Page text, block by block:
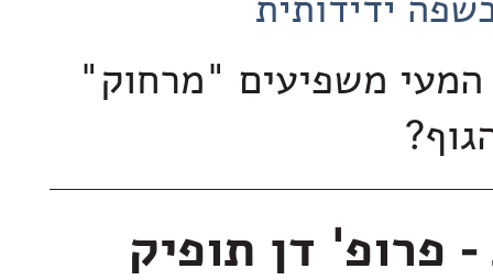
ידידותית
המעי משפיעים "מרחוק"
פרופ' דן תופיק